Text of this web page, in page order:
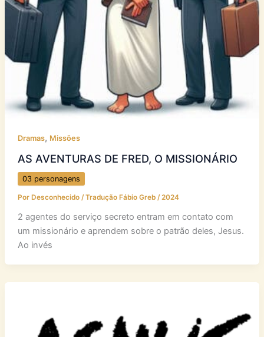
Dramas, Missões
AS AVENTURAS DE FRED, O MISSIONÁRIO
03 personagens
Por Desconhecido / Tradução Fábio Greb /2024
2 agentes do serviço secreto entram em contato com
um missionário e aprendem sobre o patrão deles, Jesus.
Ao invés